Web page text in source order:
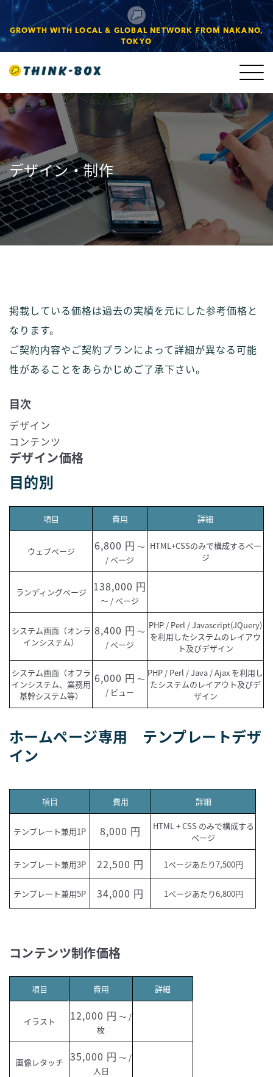
GROWTH WITH LOCAL & GLOBAL NETWORK FROM NAKANO,
TOKYO
デザイン・制作
掲載している価格は過去の実績を元にした参考価格と
なります。
ご契約内容やご契約プランによって詳細が異なる可能
性があることをあらかじめご了承下さい。
目次
デザイン
コンテンツ
デザイン価格
目的別
項目 費用 詳細
ウェブページ 6,800
〜
/ ページ
HTML+CSSのみで構成するペー
ジ
ランディングページ 138,000
～ / ページ
システム画面（オンラ
インシステム）
8,400
～
/ ページ
PHP / Perl / Javascript(JQuery)
を利用したシステムのレイアウ
ト及びデザイン
システム画面（オフラ
インシステム、業務用
基幹システム等）
6,000
～
/ ビュー
PHP / Perl / Java / Ajax を利用し
たシステムのレイアウト及びデ
ザイン
ホームページ専用 テンプレートデザ
イン
項目 費用 詳細
テンプレート兼用1P 8,000
HTML + CSS のみで構成する
ページ
テンプレート兼用3P 22,500 1ページあたり7,500円
テンプレート兼用5P 34,000 1ページあたり6,800円
コンテンツ制作価格
項目 費用 詳細
イラスト 12,000
～ /
枚
画像レタッチ 35,000
～ /
人日